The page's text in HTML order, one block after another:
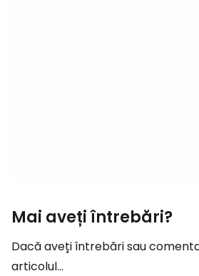
Mai aveți întrebări?
Dacă aveți întrebări sau
articolul...